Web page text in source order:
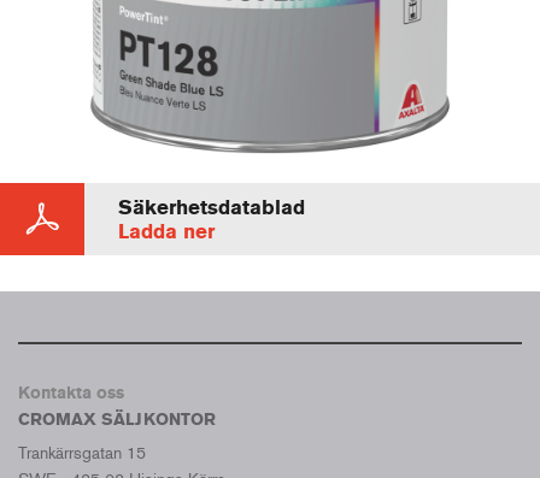
Säkerhetsdatablad
Ladda ner
Kontakta oss
CROMAX SÄLJKONTOR
Trankärrsgatan 15